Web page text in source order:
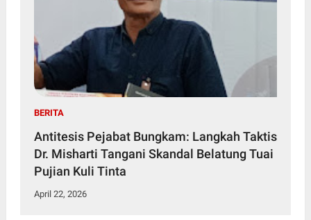
BERITA
Antitesis Pejabat Bungkam: Langkah Taktis
Dr. Misharti Tangani Skandal Belatung Tuai
Pujian Kuli Tinta
April 22, 2026